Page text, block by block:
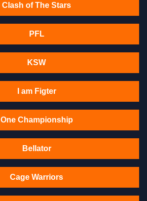
Clash of The Stars
PFL
KSW
I am Figter
One Championship
Bellator
Cage Warriors